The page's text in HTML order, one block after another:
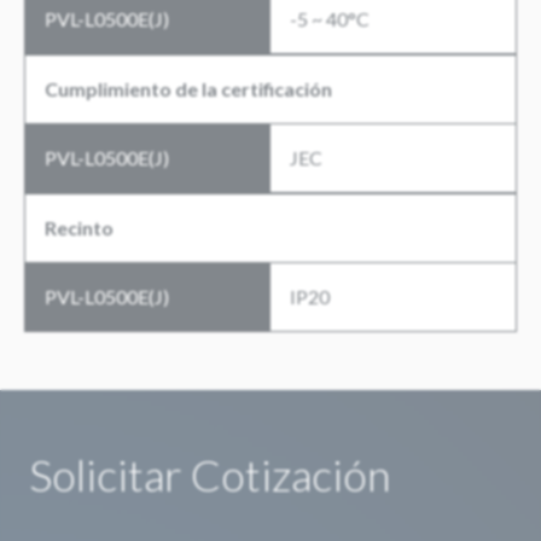
PVL-L0500E(J) -5 ~ 40°C
Cumplimiento de la certificación
PVL-L0500E(J) JEC
Recinto
PVL-L0500E(J) IP20
Solicitar Cotización